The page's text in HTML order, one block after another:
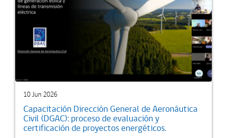
10 Jun 2026
Capacitación Dirección General de Aeronáutica
Civil (DGAC): proceso de evaluación y
certificación de proyectos energéticos.